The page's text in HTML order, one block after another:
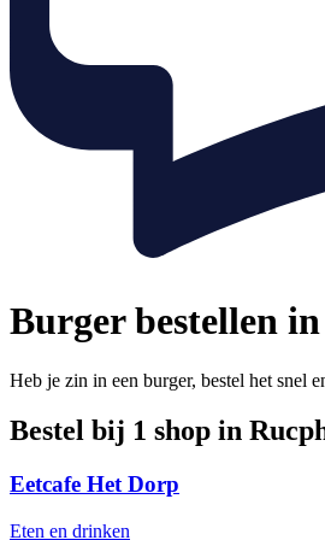
Burger bestellen
Heb je zin in een burger, bestel het snel
Bestel bij 1 shop in
Eetcafe Het Dorp
Eten en drinken